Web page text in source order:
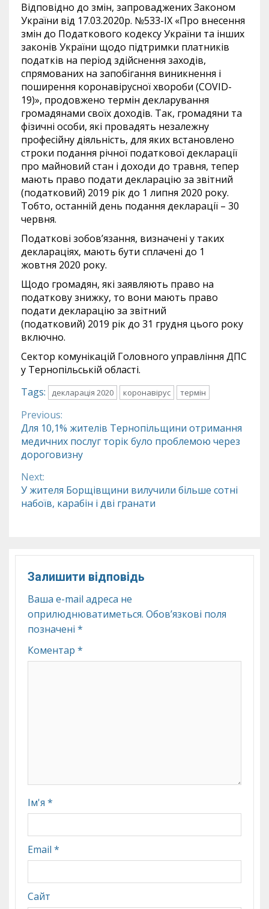
Відповідно до змін, запроваджених Законом
України від 17.03.2020р. №533-ІХ «Про внесення
змін до Податкового кодексу України та інших
законів України щодо підтримки платників
податків на період здійснення заходів,
спрямованих на запобігання виникнення і
поширення коронавірусної хвороби (COVID-
19)», продовжено термін декларування
громадянами своїх доходів. Так, громадяни та
фізичні особи, які провадять незалежну
професійну діяльність, для яких встановлено
строки подання річної податкової декларації
про майновий стан і доходи до травня, тепер
мають право подати декларацію за звітний
(податковий) 2019 рік до 1 липня 2020 року.
Тобто, останній день подання декларації – 30
червня.
Податкові зобов’язання, визначені у таких
деклараціях, мають бути сплачені до 1
жовтня 2020 року.
Щодо громадян, які заявляють право на
податкову знижку, то вони мають право
подати декларацію за звітний
(податковий) 2019 рік до 31 грудня цього року
включно.
Сектор комунікацій Головного управління ДПС
у Тернопільській області.
Tags:
декларація 2020 коронавірус термін
Continue
Reading
Previous:
Для 10,1% жителів Тернопільщини отримання
медичних послуг торік було проблемою через
дороговизну
Next:
У жителя Борщівщини вилучили більше сотні
набоїв, карабін і дві гранати
Залишити відповідь
Ваша e-mail адреса не
оприлюднюватиметься. Обов’язкові поля
позначені *
Коментар *
Ім'я *
Email *
Сайт